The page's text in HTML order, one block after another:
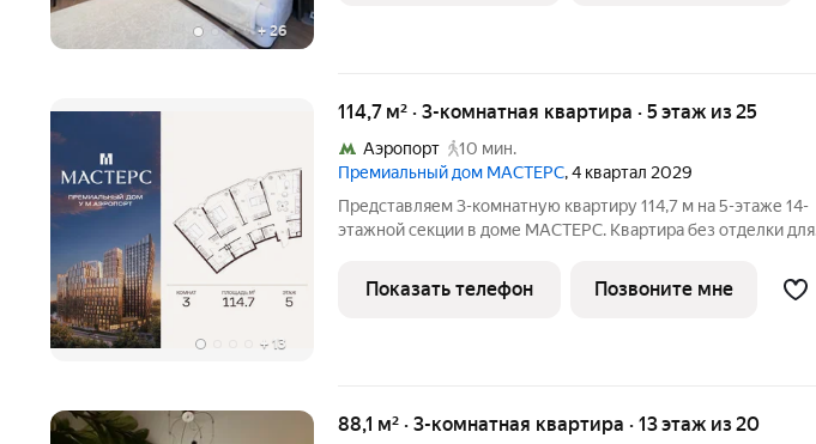
+ 26
+ 13
114,7 м² · 3-комнатная квартира · 5 этаж из 25
Аэропорт
10 мин.
Премиальный дом МАСТЕРС, 4 квартал 2029
Представляем 3-комнатную квартиру 114,7 м на 5-этаже 14-
этажной секции в доме МАСТЕРС. Квартира без отделки для
Подробности в офисе отдела продаж. - Мастер-спальня -
Гардеробная
Показать телефон Позвоните мне
88,1 м² · 3-комнатная квартира · 13 этаж из 20